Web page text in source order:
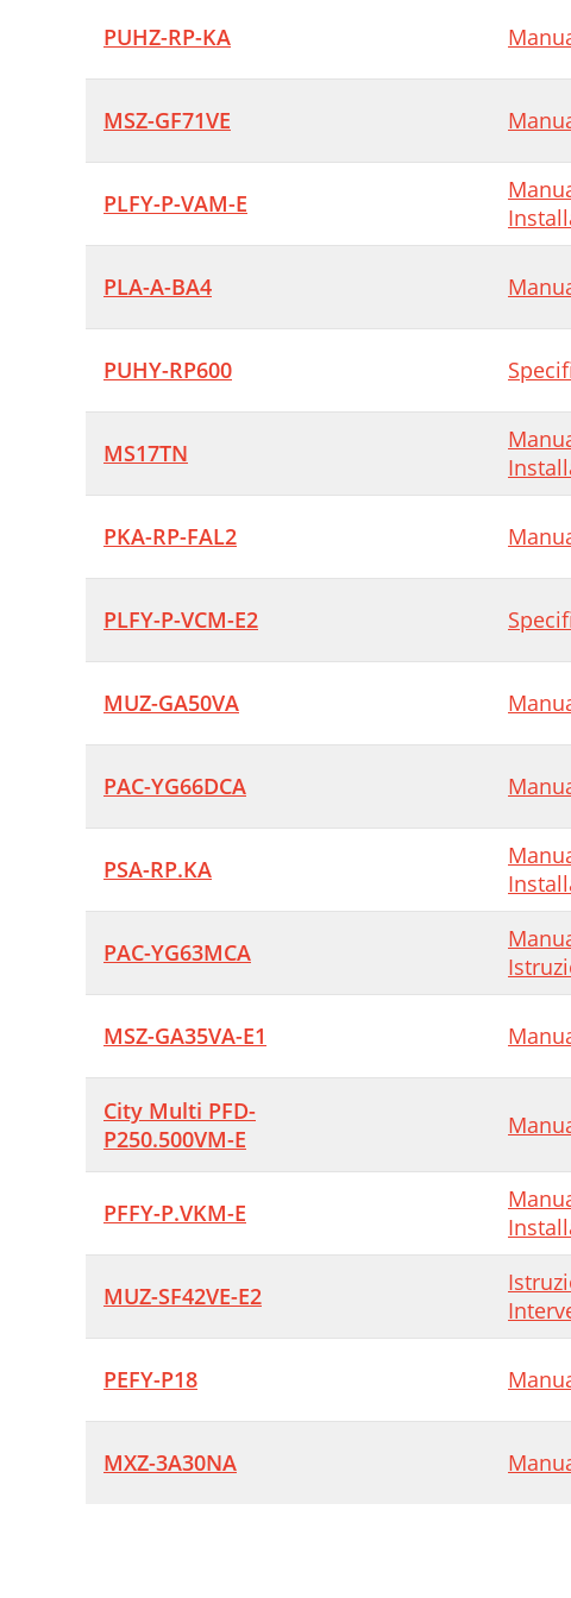
PUHZ-RP-KA
MSZ-GF71VE
PLFY-P-VAM-E
PLA-A-BA4
PUHY-RP600
MS17TN
PKA-RP-FAL2
PLFY-P-VCM-E2
MUZ-GA50VA
PAC-YG66DCA
PSA-RP.KA
PAC-YG63MCA
MSZ-GA35VA-E1
City Multi PFD-
P250.500VM-E
PFFY-P.VKM-E
MUZ-SF42VE-E2
PEFY-P18
MXZ-3A30NA